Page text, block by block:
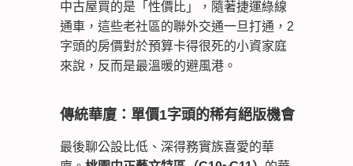
中古屋買的是「性價比」，隨著捷運綠線
通車，這些老社區的聯外交通一旦打通，2
字頭的房價對於預算卡得很死的小資家庭
來說，反而是最溫暖的避風港。
傳統華廈：單價1字頭的稀有絕版機會
最後聊公設比低、深得務實族喜愛的華